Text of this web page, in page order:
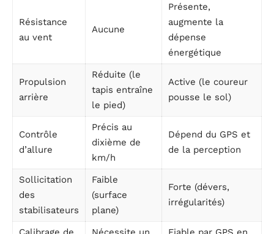
Résistance
au vent
Aucune
Présente,
augmente la
dépense
énergétique
Propulsion
arrière
Réduite (le
tapis entraîne
le pied)
Active (le coureur
pousse le sol)
Contrôle
d’allure
Précis au
dixième de
km/h
Dépend du GPS et
de la perception
Sollicitation
des
stabilisateurs
Faible
(surface
plane)
Forte (dévers,
irrégularités)